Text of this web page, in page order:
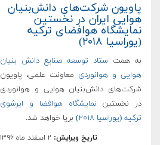
پاویون شرکت‌های دانش‌بنیان
هوایی ایران در نخستین
نمایشگاه هوافضای ترکیه
(یوراسیا ۲۰۱۸)
به همت ستاد توسعه صنایع دانش بنیان
هوایی و هوانوردی معاونت علمی، پاویون
شرکت‌های دانش‌بنیان هوایی و هوانوردی
در نخستین نمایشگاه هوافضا و ایرشوی
ترکیه (یوراسیا ۲۰۱۸)
برپا خواهد شد.
تاریخ ویرایش: ۲ اسفند ماه ۱۳۹۶